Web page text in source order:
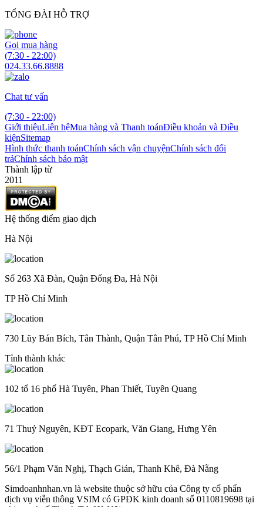
TỔNG ĐÀI HỖ TRỢ
Gọi mua hàng
(7:30 - 22:00)
024.33.66.8888
Chat tư vấn
(7:30 - 22:00)
Giới thiệuLiên hệMua hàng và Thanh toánĐiều khoản và Điều
kiệnSitemap
Hình thức thanh toánChính sách vận chuyệnChính sách đổi
trảChính sách bảo mật
Thành lập từ
2011
Hệ thống điểm giao dịch
Hà Nội
Số 263 Xã Đàn, Quận Đống Đa, Hà Nội
TP Hồ Chí Minh
730 Lũy Bán Bích, Tân Thành, Quận Tân Phú, TP Hồ Chí Minh
Tỉnh thành khác
102 tổ 16 phố Hà Tuyên, Phan Thiết, Tuyên Quang
71 Thuỷ Nguyên, KĐT Ecopark, Văn Giang, Hưng Yên
56/1 Phạm Văn Nghị, Thạch Gián, Thanh Khê, Đà Nẵng
Simdoanhnhan.vn là website thuộc sở hữu của Công ty cổ phẩn
dịch vụ viễn thông VSIM có GPĐK kinh doanh số 0110819698 tại